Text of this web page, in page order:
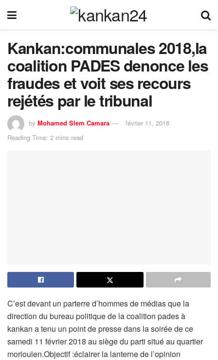
Kankan:communales 2018,la
coalition PADES denonce les
fraudes et voit ses recours
rejétés par le tribunal
by Mohamed Slem Camara
février 11, 2018
Reading Time: 2 mins read
C’est devant un parterre d’hommes de médias que la
direction du bureau politique de la coalition pades à
kankan a tenu un point de presse dans la soirée de ce
samedi 11 février 2018 au siège du parti situé au quartier
morioulen.Objectif :éclairer la lanterne de l’opinion